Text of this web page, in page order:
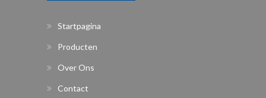
Startpagina
Producten
Over Ons
Contact